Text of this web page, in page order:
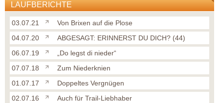
LAUFBERICHTE
03.07.21
Von Brixen auf die Plose
04.07.20
ABGESAGT: ERINNERST DU DICH? (44)
06.07.19
„Do legst di nieder“
07.07.18
Zum Niederknien
01.07.17
Doppeltes Vergnügen
02.07.16
Auch für Trail-Liebhaber